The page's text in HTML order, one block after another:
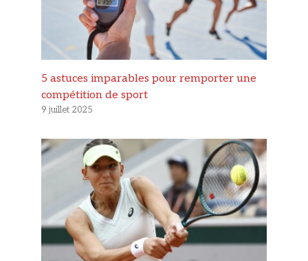
5 astuces imparables pour remporter une
compétition de sport
9 juillet 2025